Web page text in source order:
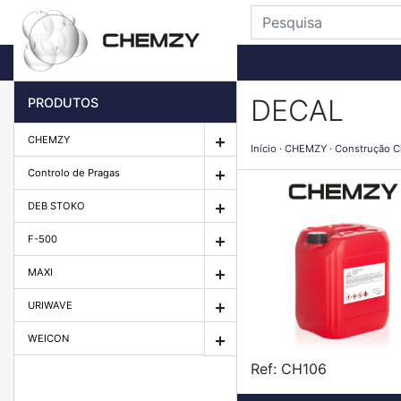
PRODUTOS
CHEMZY
Controlo de Pragas
DEB STOKO
F-500
MAXI
URIWAVE
WEICON
DECAL
Início CHEMZY Construção
Ref: CH106